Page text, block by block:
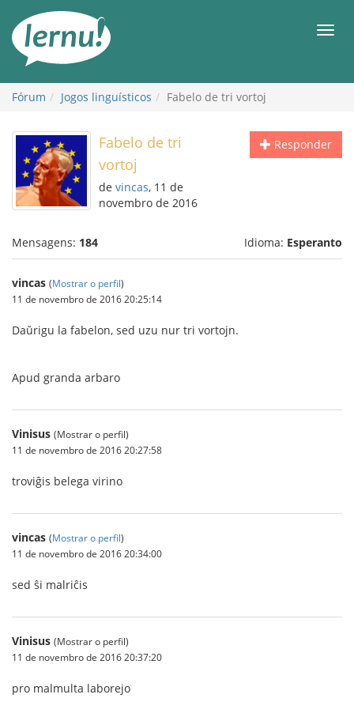
conteúdo
Fórum Jogos linguísticos Fabelo de tri vortoj
Responder
Fabelo de tri
vortoj
de vincas, 11 de
novembro de 2016
Mensagens: 184 Idioma: Esperanto
vincas (Mostrar o perfil)
11 de novembro de 2016 20:25:14
Daŭrigu la fabelon, sed uzu nur tri vortojn.
Apud granda arbaro
Vinisus (Mostrar o perfil)
11 de novembro de 2016 20:27:58
troviĝis belega virino
vincas (Mostrar o perfil)
11 de novembro de 2016 20:34:00
sed ŝi malriĉis
Vinisus (Mostrar o perfil)
11 de novembro de 2016 20:37:20
pro malmulta laborejo